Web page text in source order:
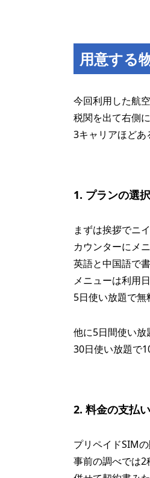
用意する
今回利用した航
税関を出て右側
3キャリアほどあ
1. プランの選択
まずは挨拶でニ
カウンターにメ
英語と中国語で
メニューは利用
5日使い放題で無
他に5日間使い放
30日使い放題で
2. 料金の支払
プリペイドSIM
事前の調べでは2